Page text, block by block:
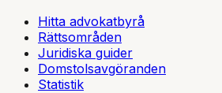
Hitta advokatbyrå
Rättsområden
Juridiska guider
Domstolsavgöranden
Statistik